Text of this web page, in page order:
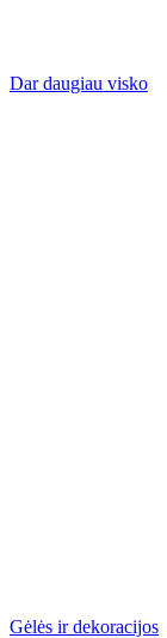
Dar daugiau visko
Gėlės ir dekoracijos